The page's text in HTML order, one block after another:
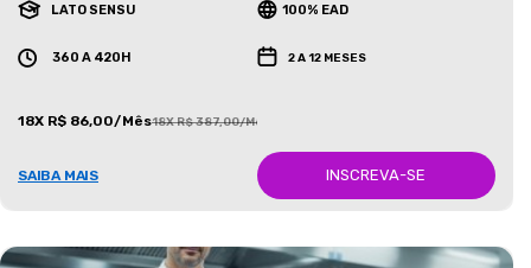
LATO SENSU 100% EAD
360 A 420H 2 A 12 MESES
18X R$ 86,00/Mês18X R$ 387,00/Mês
SAIBA MAIS INSCREVA-SE